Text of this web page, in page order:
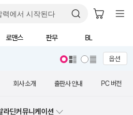
로맨스 판무 BL
옵션
회사 소개 출판사 안내 PC 버전
라딘커뮤니케이션